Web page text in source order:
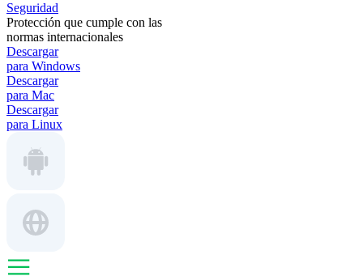
Seguridad
Protección que cumple con las
normas internacionales
Descargar
para Windows
Descargar
para Mac
Descargar
para Linux